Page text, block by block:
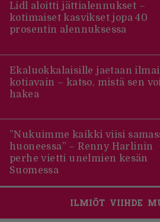
Lidl aloitti jättialennukset –
kotimaiset kasvikset jopa 40
prosentin alennuksessa
Ekaluokkalaisille jaetaan
kotiavain – katso, mistä sen voi
hakea
”Nukuimme kaikki viisi
huoneessa” – Renny Harlinin
perhe vietti unelmien kesän
Suomessa
ILMIÖT VIIHDE